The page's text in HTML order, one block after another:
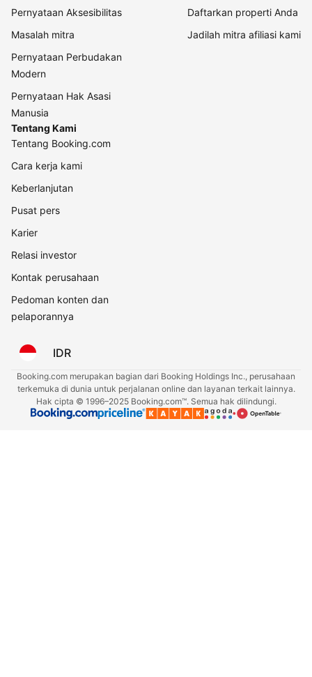
Pernyataan Aksesibilitas
Masalah mitra
Pernyataan Perbudakan
Modern
Pernyataan Hak Asasi
Manusia
Daftarkan properti Anda
Jadilah mitra afiliasi kami
Tentang Kami
Tentang Booking.com
Cara kerja kami
Keberlanjutan
Pusat pers
Karier
Relasi investor
Kontak perusahaan
Pedoman konten dan
pelaporannya
IDR
Booking.com merupakan bagian dari Booking Holdings Inc., perusahaan
terkemuka di dunia untuk perjalanan online dan layanan terkait lainnya.
Hak cipta © 1996–2025 Booking.com™. Semua hak dilindungi.